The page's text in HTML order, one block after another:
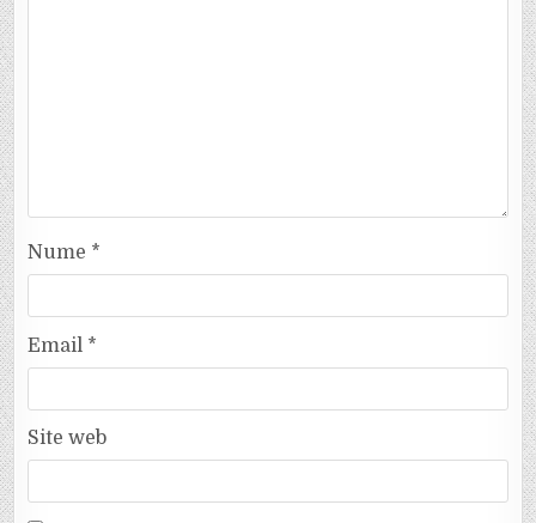
Nume *
Email *
Site web